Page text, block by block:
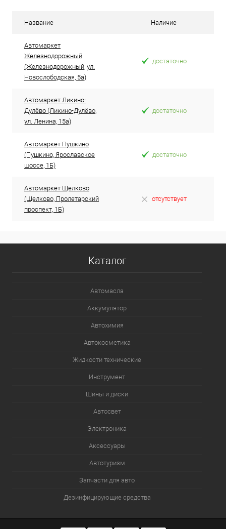
Название Наличие
Автомаркет
Железнодорожный
(Железнодорожный, ул.
Новослободская, 5а)
достаточно
Автомаркет Ликино-
Дулёво (Ликино-Дулёво,
ул. Ленина, 15а)
достаточно
Автомаркет Пушкино
(Пушкино, Ярославское
шоссе, 1Б)
достаточно
Автомаркет Щелково
(Щелково, Пролетарский
проспект, 1Б)
отсутствует
Каталог
Автомасла
Аккумулятор
Автохимия
Автокосметика
Жидкости технические
Инструмент
Шины и диски
Автосвет
Электроника
Аксессуары
Автотуризм
Запчасти для авто
Дезинфицирующие средства